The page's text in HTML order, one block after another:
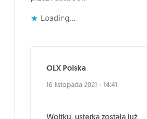
Loading...
OLX Polska
16 listopada 2021 - 14:41